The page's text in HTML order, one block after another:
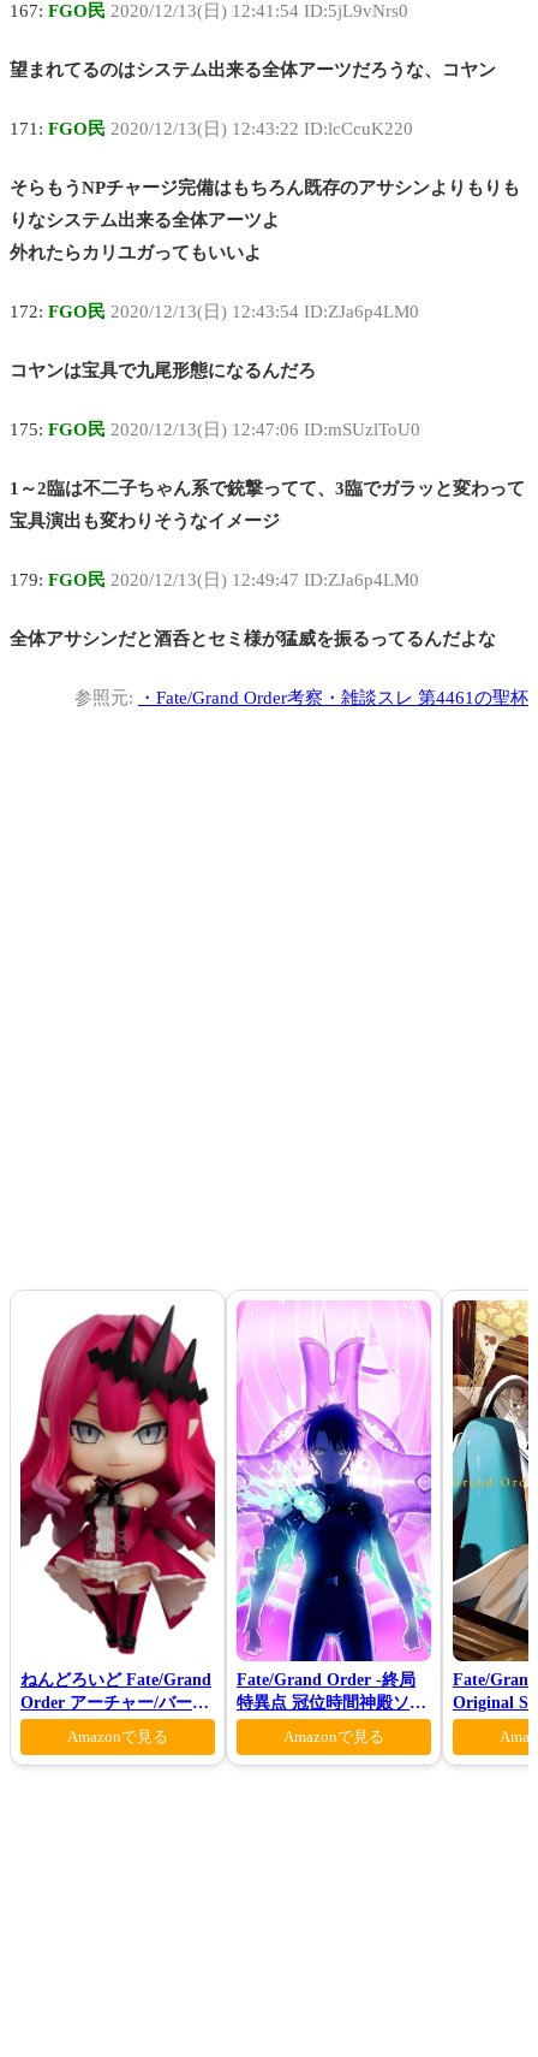
167: FGO民 2020/12/13(日) 12:41:54 ID:5jL9vNrs0
望まれてるのはシステム出来る全体アーツだろうな、コヤン
171: FGO民 2020/12/13(日) 12:43:22 ID:lcCcuK220
そらもうNPチャージ完備はもちろん既存のアサシンよりもりも
りなシステム出来る全体アーツよ
外れたらカリユガってもいいよ
172: FGO民 2020/12/13(日) 12:43:54 ID:ZJa6p4LM0
コヤンは宝具で九尾形態になるんだろ
175: FGO民 2020/12/13(日) 12:47:06 ID:mSUzlToU0
1～2臨は不二子ちゃん系で銃撃ってて、3臨でガラッと変わって
宝具演出も変わりそうなイメージ
179: FGO民 2020/12/13(日) 12:49:47 ID:ZJa6p4LM0
全体アサシンだと酒呑とセミ様が猛威を振るってるんだよな
参照元: ・ Fate/Grand Order考察・雑談スレ 第4461の聖杯
ねんどろいど Fate/Grand
Order アーチャー/バーヴ
ァン シー
Amazonで見る
Fate/Grand Order -終局
特異点 冠位時間神殿ソロ
モン-(完全生産限定版)
Amazonで見る
Fate/
Original
Ⅶ(初回仕